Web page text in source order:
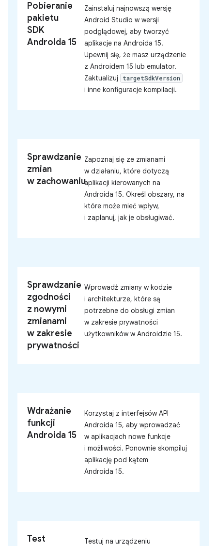
Pobieranie
pakietu
SDK
Androida 15
Zainstaluj najnowszą wersję
Android Studio w wersji
podglądowej, aby tworzyć
aplikacje na Androida 15.
Upewnij się, że masz urządzenie
z Androidem 15 lub emulator.
Zaktualizuj
targetSdkVersion
i inne konfiguracje kompilacji.
Sprawdzanie
zmian
w zachowaniu
Zapoznaj się ze zmianami
w działaniu, które dotyczą
aplikacji kierowanych na
Androida 15. Określ obszary, na
które może mieć wpływ,
i zaplanuj, jak je obsługiwać.
Sprawdzanie
zgodności
z nowymi
zmianami
w zakresie
prywatności
Wprowadź zmiany w kodzie
i architekturze, które są
potrzebne do obsługi zmian
w zakresie prywatności
użytkowników w Androidzie 15.
Wdrażanie
funkcji
Androida 15
Korzystaj z interfejsów API
Androida 15, aby wprowadzać
w aplikacjach nowe funkcje
i możliwości. Ponownie skompiluj
aplikację pod kątem
Androida 15.
Test
Testuj na urządzeniu